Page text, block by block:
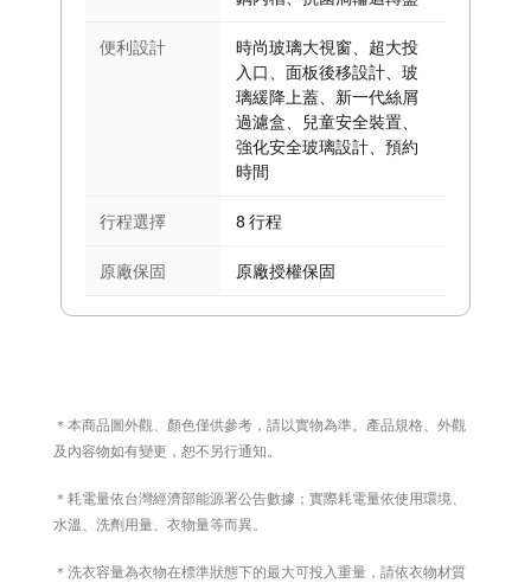
便利設計
時尚玻璃大視窗、超大投
入口、面板後移設計、玻
璃緩降上蓋、新一代絲屑
過濾盒、兒童安全裝置、
強化安全玻璃設計、預約
時間
行程選擇 8 行程
原廠保固 原廠授權保固
＊本商品圖外觀、顏色僅供參考，請以實物為準。產品規格、外觀
及內容物如有變更，恕不另行通知。
＊耗電量依台灣經濟部能源署公告數據；實際耗電量依使用環境、
水溫、洗劑用量、衣物量等而異。
＊洗衣容量為衣物在標準狀態下的最大可投入重量，請依衣物材質